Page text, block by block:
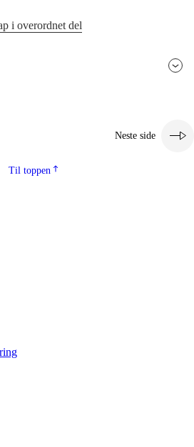
i overordnet del
Neste side
Til toppen